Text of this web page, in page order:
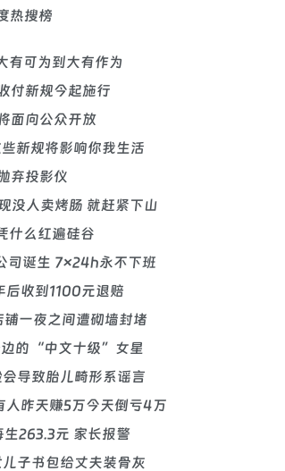
热搜榜
有可为到大有作为
付新规今起施行
面向公众开放
新规将影响你我生活
弃投影仪
没人卖烤肠 就赶紧下山
什么红遍硅谷
司诞生 7×24h永不下班
后收到1100元退赔
铺一夜之间遭砌墙封堵
边的“中文十级”女星
导致胎儿畸形系谣言
人昨天赚5万今天倒亏4万
生263.3元 家长报警
子书包给丈夫装骨灰